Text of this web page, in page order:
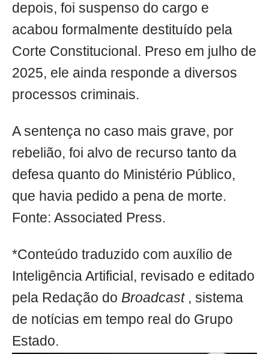
depois, foi suspenso do cargo e
acabou formalmente destituído pela
Corte Constitucional. Preso em julho de
2025, ele ainda responde a diversos
processos criminais.
A sentença no caso mais grave, por
rebelião, foi alvo de recurso tanto da
defesa quanto do Ministério Público,
que havia pedido a pena de morte.
Fonte: Associated Press.
*Conteúdo traduzido com auxílio de
Inteligência Artificial, revisado e editado
pela Redação do Broadcast , sistema
de notícias em tempo real do Grupo
Estado.